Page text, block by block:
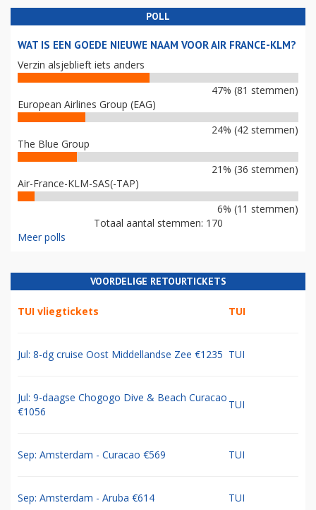
POLL
WAT IS EEN GOEDE NIEUWE NAAM VOOR AIR FRANCE-KLM?
Verzin alsjeblieft iets anders
47% (81 stemmen)
European Airlines Group (EAG)
24% (42 stemmen)
The Blue Group
21% (36 stemmen)
Air-France-KLM-SAS(-TAP)
6% (11 stemmen)
Totaal aantal stemmen: 170
Meer polls
VOORDELIGE RETOURTICKETS
TUI vliegtickets TUI
Jul: 8-dg cruise Oost Middellandse Zee €1235 TUI
Jul: 9-daagse Chogogo Dive & Beach Curacao
€1056
TUI
Sep: Amsterdam - Curacao €569 TUI
Sep: Amsterdam - Aruba €614 TUI